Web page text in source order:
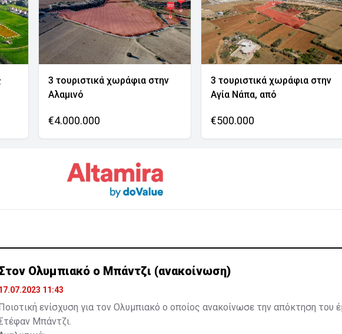
3 τουριστικά χωράφια στην
Αλαμινό
€4.000.000
3 τουριστικά χωράφια στην
Αγία Νάπα, από
€500.000
Ολυμπιακό ο Μπάντζι (ανακοίνωση)
11:43
ενίσχυση για τον Ολυμπιακό ο οποίος ανακοίνωσε την απόκτηση του
Μπάντζι.